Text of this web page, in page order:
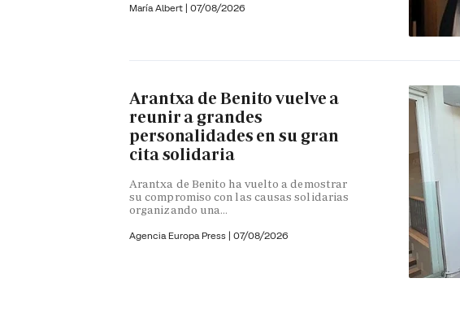
María Albert | 07/08/2026
Arantxa de Benito vuelve a
reunir a grandes
personalidades en su gran
cita solidaria
Arantxa de Benito ha vuelto a demostrar
su compromiso con las causas solidarias
organizando una...
Agencia Europa Press | 07/08/2026